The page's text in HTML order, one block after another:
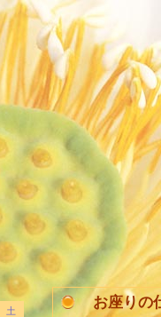
土
お座りの